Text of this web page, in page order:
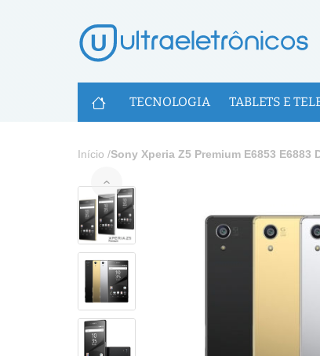
U
TECNOLOGIA TABLETS E
Início /Sony Xperia Z5 Premium E6853